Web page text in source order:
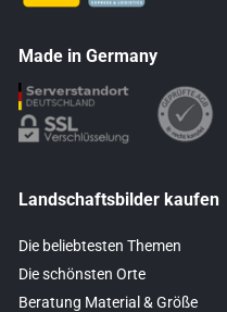
Made in Germany
Landschaftsbilder kaufen
Die beliebtesten Themen
Die schönsten Orte
Beratung Material & Größe